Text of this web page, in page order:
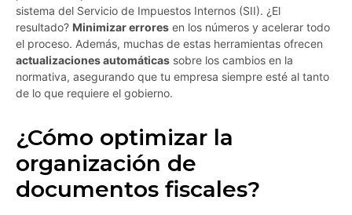
sistema del Servicio de Impuestos Internos (SII). ¿El
resultado? Minimizar errores en los números y acelerar todo
el proceso. Además, muchas de estas herramientas ofrecen
actualizaciones automáticas sobre los cambios en la
normativa, asegurando que tu empresa siempre esté al tanto
de lo que requiere el gobierno.
¿Cómo optimizar la
organización de
documentos fiscales?